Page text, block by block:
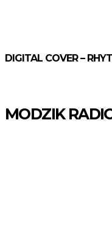
DIGITAL COVER –
MODZIK